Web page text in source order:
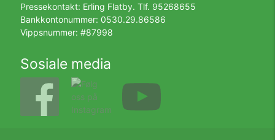
Pressekontakt: Erling Flatby. Tlf. 95268655
Bankkontonummer: 0530.29.86586
Vippsnummer: #87998
Sosiale media